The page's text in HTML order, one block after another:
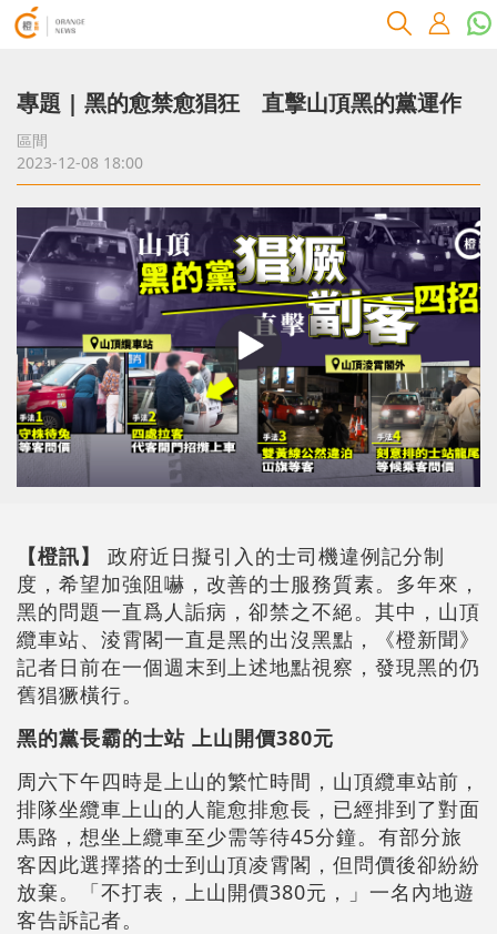
專題 | 黑的愈禁愈猖狂 直擊山頂黑的黨運作
區間
2023-12-08 18:00
【橙訊】
政府近日擬引入的士司機違例記分制
度，希望加強阻嚇，改善的士服務質素。多年來，
黑的問題一直爲人詬病，卻禁之不絕。其中，山頂
纜車站、淩霄閣一直是黑的出沒黑點，《橙新聞》
記者日前在一個週末到上述地點視察，發現黑的仍
舊猖獗橫行。
黑的黨長霸的士站 上山開價380元
周六下午四時是上山的繁忙時間，山頂纜車站前，
排隊坐纜車上山的人龍愈排愈長，已經排到了對面
馬路，想坐上纜車至少需等待45分鐘。有部分旅
客因此選擇搭的士到山頂凌霄閣，但問價後卻紛紛
放棄。「不打表，上山開價380元，」一名內地遊
客告訴記者。